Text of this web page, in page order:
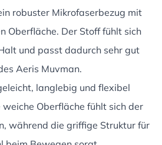
robuster Mikrofaserbezug mit
Oberfläche. Der Stoff fühlt sich
und passt dadurch sehr gut
Aeris Muvman.
langlebig und flexibel
Oberfläche fühlt sich der
während die griffige Struktur für